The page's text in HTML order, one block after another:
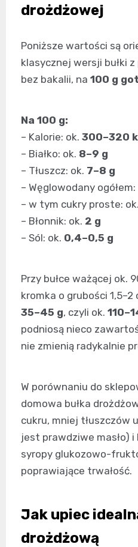
drożdżowej
Poniższe wartości są
klasycznej wersji bułki
bez bakalii, na 100 g
Na 100 g:
– Kalorie: ok. 300–320
– Białko: ok. 8–9 g
– Tłuszcz: ok. 7–8 g
– Węglowodany ogółem:
– w tym cukry proste: ok.
– Błonnik: ok. 2 g
– Sól: ok. 0,4–0,5 g
Przy bułce ważącej ok.
kromka o grubości
35–45 g, czyli ok.
podniosą nieco
nie zmienią radykalnie
W porównaniu do
domowa bułka
cukru, mniej tłuszczów
jest prawdziwe masło)
syropy glukozowo-
poprawiające trwałość.
Jak upiec
drożdżową